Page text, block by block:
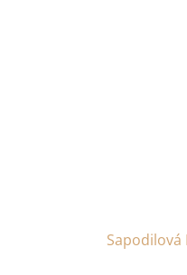
Sapodilová